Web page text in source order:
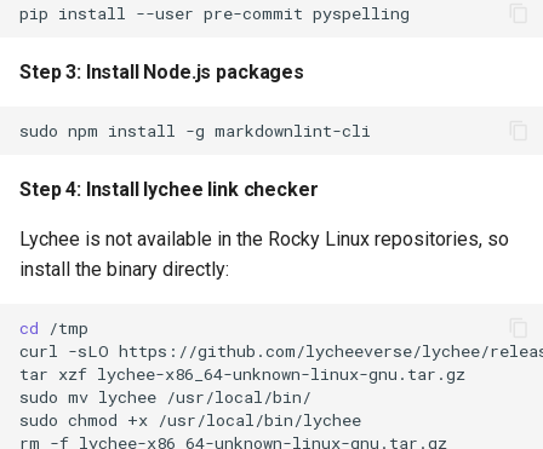
pip install --user pre-commit
Step 3: Install Node.js packages
sudo npm install -g
Step 4: Install lychee link checker
Lychee is not available in the Rocky Linux repositories, so
install the binary directly:
cd
/tmp
curl
-sLO https://github.com/lycheeverse/lychee/
tar xzf lychee-x86_64-unknown-linux-gnu.tar.gz
sudo mv lychee /usr/local/bin/
sudo chmod +x /usr/local/bin/lychee
rm -f